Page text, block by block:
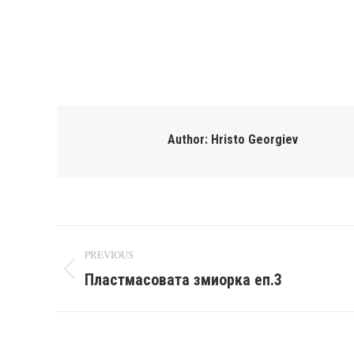
Author: Hristo Georgiev
Post
navigation
PREVIOUS
Previous
Пластмасовата змиорка еп.3